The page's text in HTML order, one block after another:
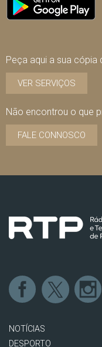
Peça aqui a sua cópia
VER SERVIÇOS
Não encontrou o que
FALE CONNOSCO
NOTÍCIAS
DESPORTO